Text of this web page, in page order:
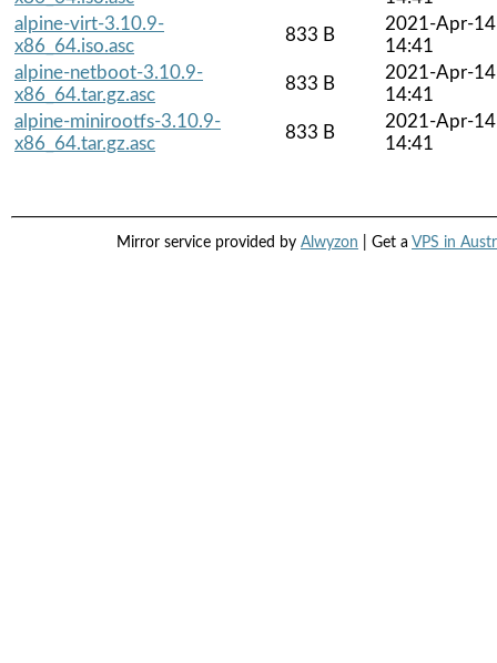
alpine-virt-3.10.9-
x86_64.iso.asc
833 B
2021-Apr-14
14:41
alpine-netboot-3.10.9-
x86_64.tar.gz.asc
833 B
2021-Apr-14
14:41
alpine-minirootfs-3.10.9-
x86_64.tar.gz.asc
833 B
2021-Apr-14
14:41
Mirror service provided by Alwyzon | Get a VPS in